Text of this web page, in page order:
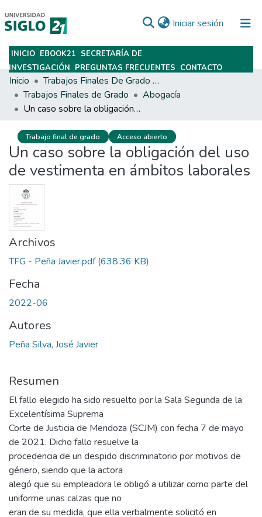
Iniciar sesión (current)
Subir
INICIO EBOOK21 SECRETARÍA DE
INVESTIGACIÓN PREGUNTAS FRECUENTES CONTACTO
Inicio
Trabajos Finales De Grado Y Posgrado
Trabajos Finales de Grado
Abogacía
Un caso sobre la obligación del uso de vestimenta en ámbitos laborales
Trabajo final de grado Acceso abierto
Un caso sobre la obligación del uso
de vestimenta en ámbitos laborales
Archivos
TFG - Peña Javier.pdf(638.36 KB)
Fecha
2022-06
Autores
Peña Silva, José Javier
Resumen
El fallo elegido ha sido resuelto por la Sala Segunda de la
Excelentísima Suprema
Corte de Justicia de Mendoza (SCJM) con fecha 7 de mayo
de 2021. Dicho fallo resuelve la
procedencia de un despido discriminatorio por motivos de
género, siendo que la actora
alegó que su empleadora le obligó a utilizar como parte del
uniforme unas calzas que no
eran de su medida, que ella verbalmente solicitó en